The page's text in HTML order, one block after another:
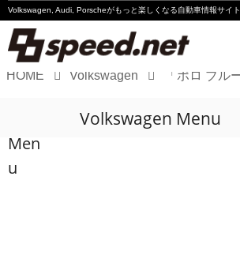
Volkswagen, Audi, Porscheがもっと楽しくなる自動車情報サイト
Audi
HOME Volkswagen
Men
u
Volkswagen Menu